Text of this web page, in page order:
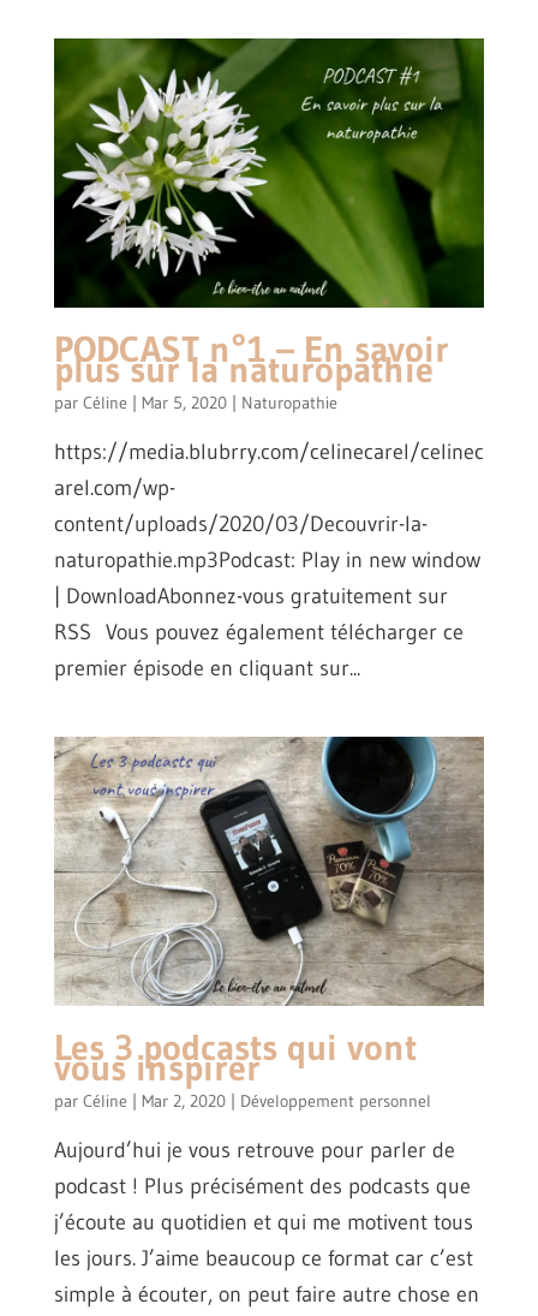
PODCAST n°1 – En savoir
plus sur la naturopathie
par Céline Mar 5, 2020| Naturopathie
https://media.blubrry.com/celinecarel/celinec
arel.com/wp-
content/uploads/2020/03/Decouvrir-la-
naturopathie.mp3Podcast: Play in new window
| DownloadAbonnez-vous gratuitement sur
RSS Vous pouvez également télécharger ce
premier épisode en cliquant sur...
Les 3 podcasts qui vont
vous inspirer
par Céline Mar 2, 2020| Développement personnel
Aujourd’hui je vous retrouve pour parler de
podcast ! Plus précisément des podcasts que
j’écoute au quotidien et qui me motivent tous
les jours. J’aime beaucoup ce format car c’est
simple à écouter, on peut faire autre chose en